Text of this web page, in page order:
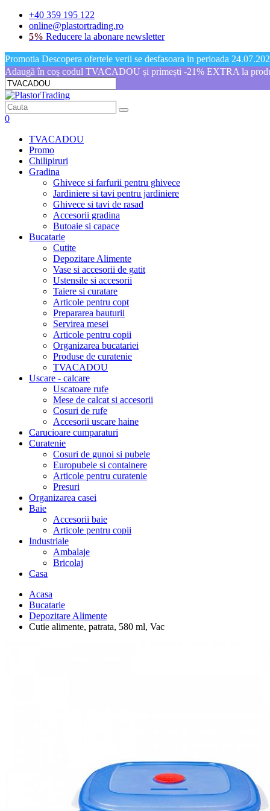
+40 359 195 122
online@plastortrading.ro
5% Reducere la abonare newsletter
Promotia Descopera ofertele verii se desfasoara in perioada
Adaugă în coș codul TVACADOU și primești -21% EXTRA la
0
TVACADOU
Promo
Chilipiruri
Gradina
Ghivece si farfurii pentru ghivece
Jardiniere si tavi pentru jardiniere
Ghivece si tavi de rasad
Accesorii gradina
Butoaie si capace
Bucatarie
Cutite
Depozitare Alimente
Vase si accesorii de gatit
Ustensile si accesorii
Taiere si curatare
Articole pentru copt
Prepararea bauturii
Servirea mesei
Articole pentru copii
Organizarea bucatariei
Produse de curatenie
TVACADOU
Uscare - calcare
Uscatoare rufe
Mese de calcat si accesorii
Cosuri de rufe
Accesorii uscare haine
Carucioare cumparaturi
Curatenie
Cosuri de gunoi si pubele
Europubele si containere
Articole pentru curatenie
Presuri
Organizarea casei
Baie
Accesorii baie
Articole pentru copii
Industriale
Ambalaje
Bricolaj
Casa
Acasa
Bucatarie
Depozitare Alimente
Cutie alimente, patrata, 580 ml, Vac